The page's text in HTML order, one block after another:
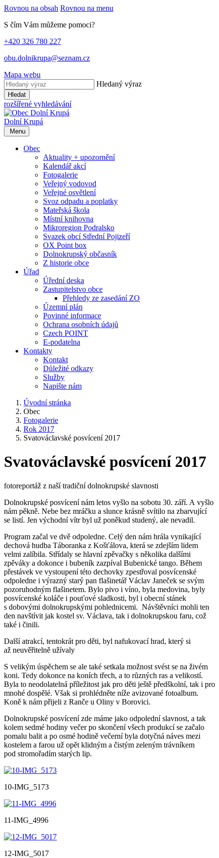
Rovnou na obsah Rovnou na menu
S čím Vám můžeme pomoci?
+420 326 780 227
obu.dolnikrupa@seznam.cz
Mapa webu
Hledaný výraz
Hledat
rozšířené vyhledávání
Dolní Krupá
Menu
Obec
Aktuality + upozornění
Kalendář akcí
Fotogalerie
Veřejný vodovod
Veřejné osvětlení
Svoz odpadu a poplatky
Mateřská škola
Místní knihovna
Mikroregion Podralsko
Svazek obcí Střední Pojizeří
OX Point box
Dolnokrupský občasník
Z historie obce
Úřad
Úřední deska
Zastupitelstvo obce
Přehledy ze zasedání ZO
Územní plán
Povinné informace
Ochrana osobních údajů
Czech POINT
E-podatelna
Kontakty
Kontakt
Důležité odkazy
Služby
Napište nám
Úvodní stránka
Obec
Fotogalerie
Rok 2017
Svatováclavské posvícení 2017
Svatováclavské posvícení 2017
fotoreportáž z naší tradiční dolnokrupské slavnosti
Dolnokrupské posvícení nám letos vyšlo na sobotu 30. září. A vyšlo
nám pěkně. Nebe bez mráčku a slunce krásně svítilo na zbarvující
se listí. Jen východní vítr byl už poněkud studený, ale nevadil.
Program začal ve dvě odpoledne. Celý den nám hrála vynikající
dechová hudba Táboranka z Košťálova, která se zdejším lidem
velmi zalíbila. Střídaly se hlavní zpěvačky s několika dalšími
zpěváky a dokonce i bubeník zazpíval Bubenické tango. Během
přestávek ve vystoupení této dechovky zpestřoval posvícenské
odpoledne i výrazný starý pan flašinetář Václav Janeček se svým
pozoruhodným flašinetem. Bylo pivo i víno, byla medovina, byly
posvícenské koláče i pouťové sladkosti, byl i obecní stánek
s dobovými dolnokrupskými pohlednicemi. Návštěvníci mohli ten
den navštívit jak kostel sv. Václava, tak i dolnokrupskou faru, což
také i činili.
Další atrakcí, tentokrát pro děti, byl nafukovací hrad, který si
až neuvěřitelně užívaly
S velikým úspěchem se ale také setkala možnost svést se na živém
koni. Tedy dokonce na koních třech, a to různých ras a velikostí.
Byla to neodolatelná příležitost jak pro děti ještě předškolní, tak i pro
mnohé dospělé. Však si prohlédněte níže avizované fotoalbum.
Koně k nám přijeli z Ranče u Oliny v Borovici.
Dolnokrupské posvícení zde máme jako odpolední slavnost, a tak
kolem sedmé hodiny večer po skončení všech produkcí se začalo
pomalu balit a po osmé hodině večerní byla dotyčná náves mezi
kostelem a farou už opět klidným a čistým zeleným trávníkem
pod stromořadím starých lip.
10-IMG_5173
11-IMG_4996
12-IMG_5017